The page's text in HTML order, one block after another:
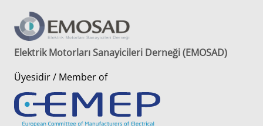
Elektrik Motorları Sanayicileri Derneği (EMOSAD)
Üyesidir / Member of